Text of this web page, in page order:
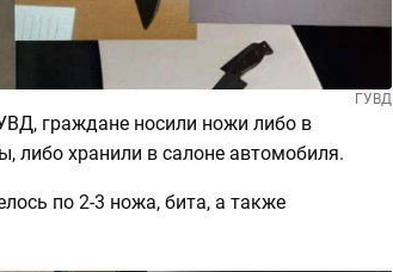
ГУВД
граждане носили ножи либо в
либо хранили в салоне автомобиля.
по 2-3 ножа, бита, а также